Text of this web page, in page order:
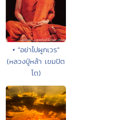
• "อย่าไปผูกเวร"
(หลวงปู่หล้า เขมปัต
โต)